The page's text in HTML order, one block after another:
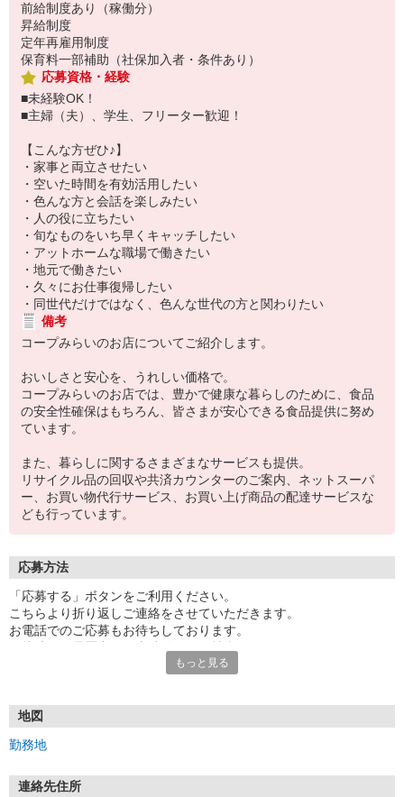
前給制度あり（稼働分）
昇給制度
定年再雇用制度
保育料一部補助（社保加入者・条件あり）
応募資格・経験
■未経験OK！
■主婦（夫）、学生、フリーター歓迎！
【こんな方ぜひ♪】
・家事と両立させたい
・空いた時間を有効活用したい
・色んな方と会話を楽しみたい
・人の役に立ちたい
・旬なものをいち早くキャッチしたい
・アットホームな職場で働きたい
・地元で働きたい
・久々にお仕事復帰したい
・同世代だけではなく、色んな世代の方と関わりたい
備考
コープみらいのお店についてご紹介します。
おいしさと安心を、うれしい価格で。
コープみらいのお店では、豊かで健康な暮らしのために、食品
の安全性確保はもちろん、皆さまが安心できる食品提供に努め
ています。
また、暮らしに関するさまざまなサービスも提供。
リサイクル品の回収や共済カウンターのご案内、ネットスーパ
ー、お買い物代行サービス、お買い上げ商品の配達サービスな
ども行っています。
応募方法
「応募する」ボタンをご利用ください。
こちらより折り返しご連絡をさせていただきます。
お電話でのご応募もお待ちしております。
※電話受付／10時〜20時、土・日・祝日10時〜18時
御応募頂いてから最短3日で面接をさせて頂きます。
もっと見る
地図
勤務地
連絡先住所